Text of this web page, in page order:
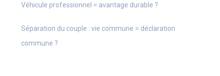
Véhicule professionnel = avantage durable ?
Séparation du couple : vie commune = déclaration
commune ?